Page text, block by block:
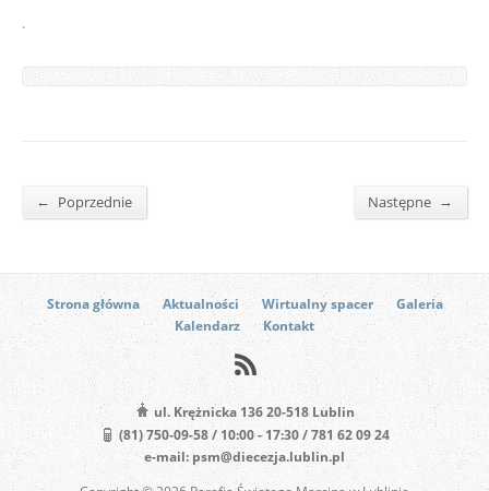
.
← Poprzednie Następne →
Strona główna Aktualności Wirtualny spacer
Galeria
Kalendarz
Kontakt
ul. Krężnicka 136 20-518 Lublin
(81) 750-09-58 / 10:00 - 17:30 / 781 62 09 24
e-mail: psm@diecezja.lublin.pl